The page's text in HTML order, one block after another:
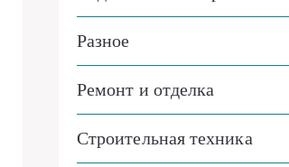
Разное
Ремонт и отделка
Строительная техника